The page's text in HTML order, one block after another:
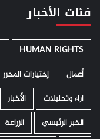
فئات الأخبار
HUMAN RIGHTS
أعمال
إختيارات المحرر
اراء وتحليلات
الأخبار
الخبر الرئيسي
الزراعة